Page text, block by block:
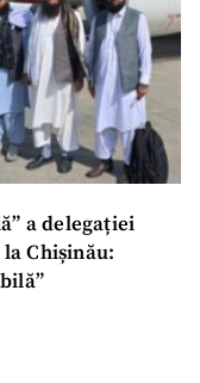
a delegației
Chișinău: